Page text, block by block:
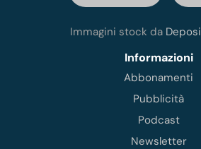
Immagini stock da
Informazioni
Abbonamenti
Pubblicità
Podcast
Newsletter